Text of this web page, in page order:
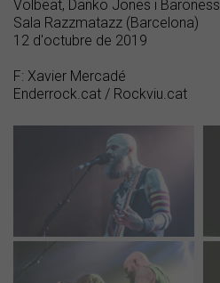
Volbeat, Danko Jones i Baroness
Sala Razzmatazz (Barcelona)
12 d'octubre de 2019
F: Xavier Mercadé
Enderrock.cat / Rockviu.cat